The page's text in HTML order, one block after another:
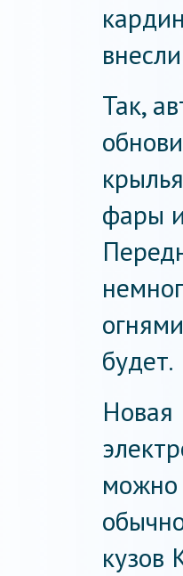
Так,
фары
будет.
Новая
можно
кузов